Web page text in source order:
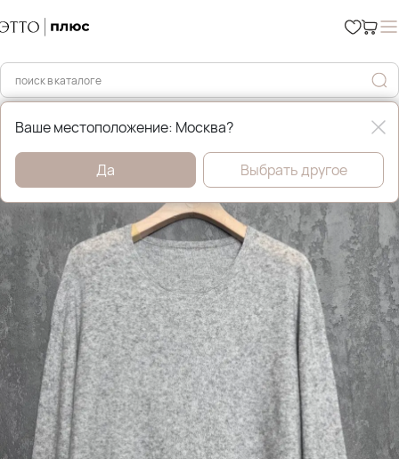
Главная Уценка %
Ваше местоположение: Москва?
Да Выбрать другое